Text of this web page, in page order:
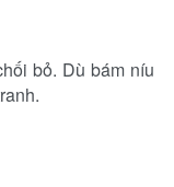
bỏ. Dù bám níu